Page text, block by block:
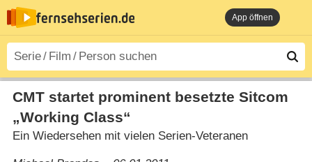
App öffnen
CMT startet prominent besetzte Sitcom
„Working Class“
Ein Wiedersehen mit vielen Serien-Veteranen